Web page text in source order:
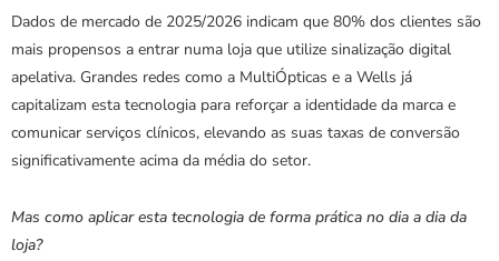
Dados de mercado de 2025/2026 indicam que 80% dos clientes são
mais propensos a entrar numa loja que utilize sinalização digital
apelativa. Grandes redes como a MultiÓpticas e a Wells já
capitalizam esta tecnologia para reforçar a identidade da marca e
comunicar serviços clínicos, elevando as suas taxas de conversão
significativamente acima da média do setor.
Mas como aplicar esta tecnologia de forma prática no dia a dia da
loja?